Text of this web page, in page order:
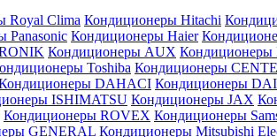
Royal Clima Кондиционеры Hitachi
Panasonic Кондиционеры Haier
Кондиционеры AUX Кондиционеры
Toshiba Кондиционеры
DAHACI Кондиционеры
ISHIMATSU Кондиционеры JAX
Кондиционеры ROVEX Кондиционеры
GENERAL Кондиционеры Mitsubishi